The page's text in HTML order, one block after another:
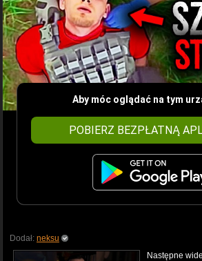
Aby móc oglądać na tym
POBIERZ BEZPŁATNĄ
Dodał: neksu
Następne